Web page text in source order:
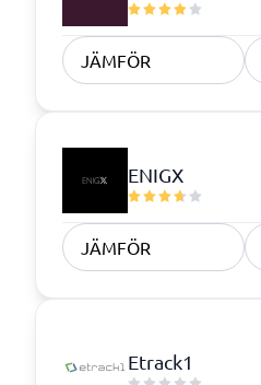
JÄMFÖR
ENIGX
JÄMFÖR
Etrack1